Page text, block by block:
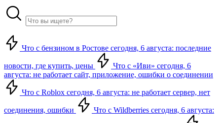
Что с бензином в Ростове сегодня, 6 августа: последние
новости, где купить, цены
Что с «Иви» сегодня, 6
августа: не работает сайт, приложение, ошибки о соединении
Что с Roblox сегодня, 6 августа: не работает сервер, нет
соединения, ошибки Что с Wildberries сегодня, 6 августа: